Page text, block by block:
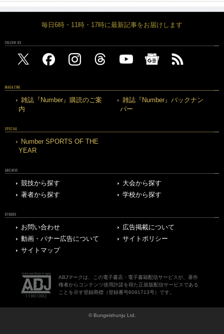
毎日6時・11時・17時に最新記事をお届けします
FOLLOW US
MAGAZINE
雑誌『Number』購読のご案
内
雑誌『Number』バックナン
バー
SPECIAL
Number SPORTS OF THE
YEAR
ARCHIVE
競技から探す
大会から探す
著者から探す
学校から探す
OTHERS
お問い合わせ
広告掲載について
動画・バナー広告について
サイトポリシー
サイトマップ
ABJマークは、この電子書店・電子書籍配信サービスが、著作
権者からコンテンツ使用許諾を得た正規版配信サービスである
ことを示す登録商標（登録番号6091713号）です。
© Bungeishunju Ltd.